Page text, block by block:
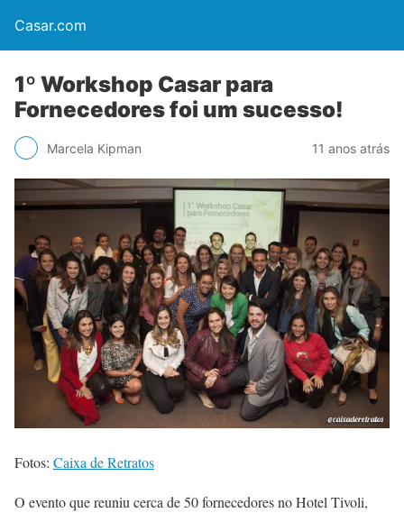
Casar.com
1º Workshop Casar para
Fornecedores foi um sucesso!
Marcela Kipman 11 anos atrás
Fotos: Caixa de Retratos
O evento que reuniu cerca de 50 fornecedores no Hotel Tivoli,